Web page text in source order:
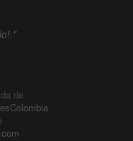
de
.